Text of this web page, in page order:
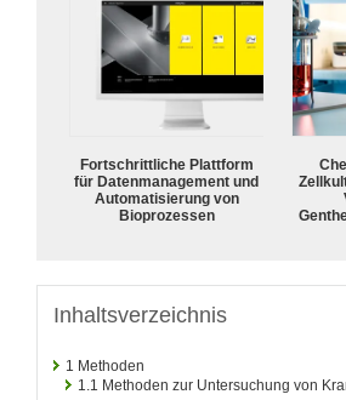
Fortschrittliche Plattform
für Datenmanagement und
Automatisierung von
Bioprozessen
Inhaltsverzeichnis
1 Methoden
1.1 Methoden zur Untersuchung von